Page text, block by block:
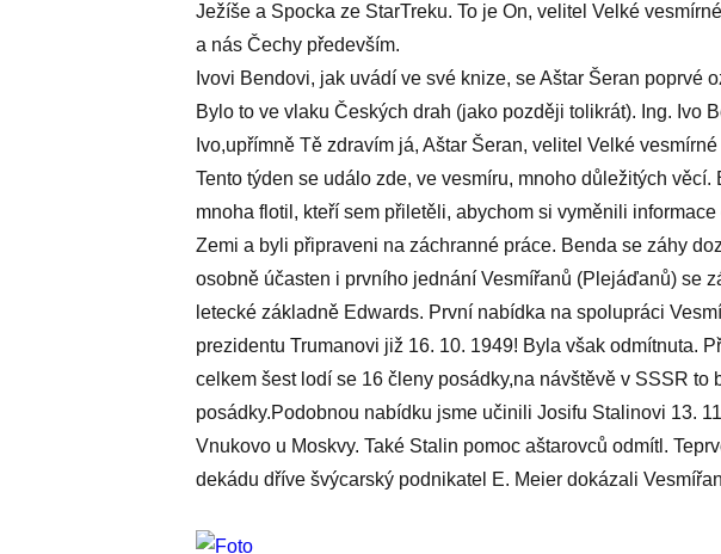
Ježíše a Spocka ze StarTreku. To je On, velitel Velké
a nás Čechy především.
Ivovi Bendovi, jak uvádí ve své knize, se Aštar Šeran poprvé
Bylo to ve vlaku Českých drah (jako později tolikrát). Ing. Ivo
Ivo,upřímně Tě zdravím já, Aštar Šeran, velitel Velké
Tento týden se událo zde, ve vesmíru, mnoho důležitých
mnoha flotil, kteří sem přiletěli, abychom si vyměnili
Zemi a byli připraveni na záchranné práce. Benda se záhy
osobně účasten i prvního jednání Vesmířanů (Plejáďanů) se
letecké základně Edwards. První nabídka na spolupráci
prezidentu Trumanovi již 16. 10. 1949! Byla však odmítnuta.
celkem šest lodí se 16 členy posádky,na návštěvě v SSSR to
posádky.Podobnou nabídku jsme učinili Josifu Stalinovi 13.
Vnukovo u Moskvy. Také Stalin pomoc aštarovců odmítl.
dekádu dříve švýcarský podnikatel E. Meier dokázali